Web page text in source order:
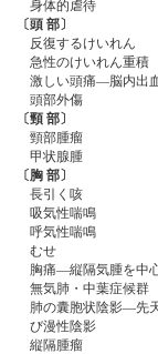
身体的虐待
〔頭 部〕
反復するけいれん
急性のけいれん重積
激しい頭痛―脳内出
頭部外傷
〔頸 部〕
頸部腫瘤
甲状腺腫
〔胸 部〕
長引く咳
吸気性喘鳴
呼気性喘鳴
むせ
胸痛―縦隔気腫を中
無気肺・中葉症候群
肺の囊胞状陰影—先
び漫性陰影
縦隔腫瘤